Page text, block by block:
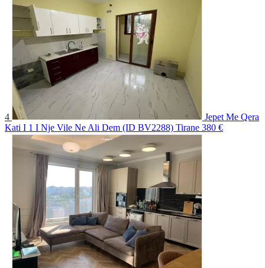
4
Jepet Me Qera
Kati I 1 I Nje Vile Ne Ali Dem (ID BV2288) Tirane 380 €